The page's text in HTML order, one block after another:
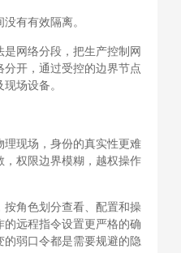
有有效隔离。
是网络分段，把生产控制网
开，通过受控的边界节点
场设备。
现场，身份的真实性更难
权限边界模糊，越权操作
按角色划分查看、配置和操
远程指令设置更严格的确
弱口令都是需要规避的隐